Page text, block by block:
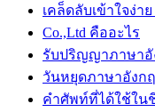
เคล็ดลับเข้าใจง่า
Co.,Ltd คืออะไร
รับปริญญาภาษา
วันหยุดภาษาอังก
คำศัพท์ที่ได้ใช้ใน